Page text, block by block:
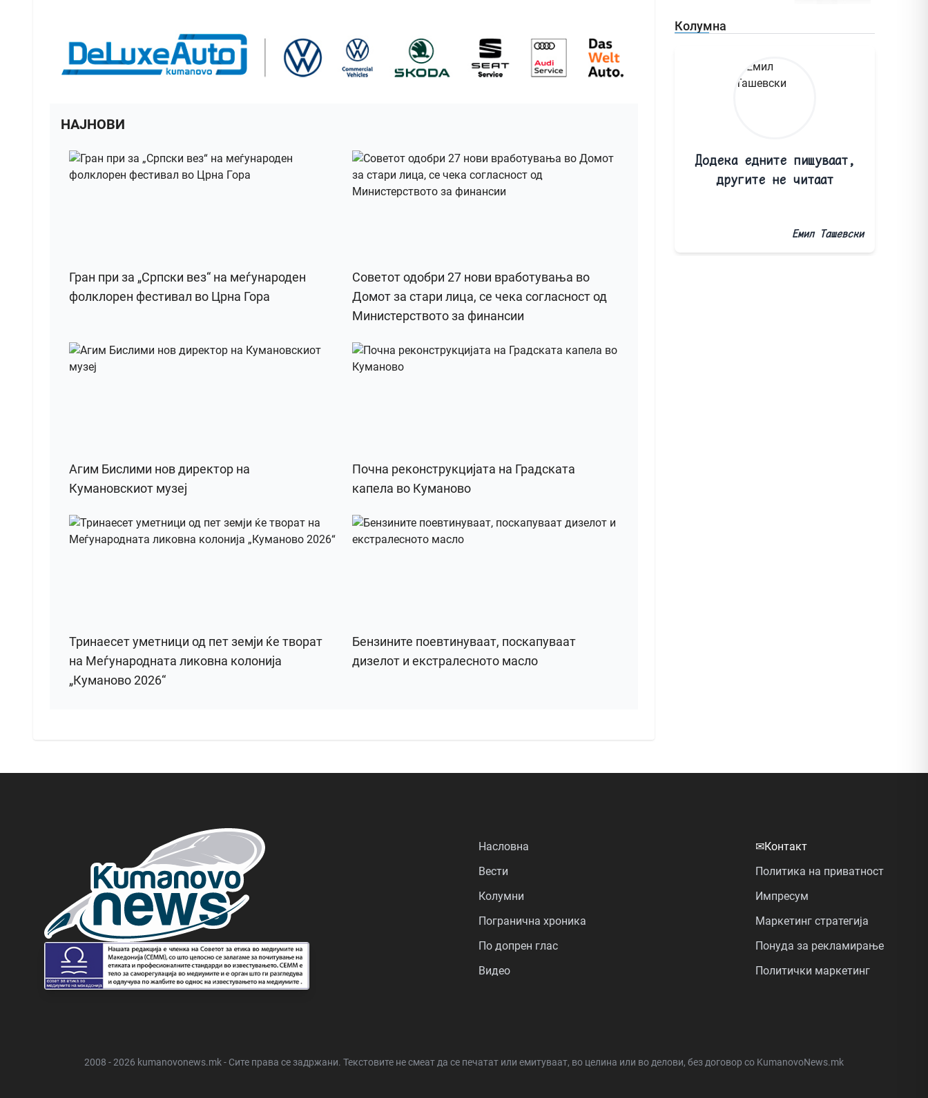
НАЈНОВИ
Гран при за „Српски вез“ на меѓународен
фолклорен фестивал во Црна Гора
Советот одобри 27 нови вработувања во
Домот за стари лица, се чека согласност од
Министерството за финансии
Агим Бислими нов директор на
Кумановскиот музеј
Почна реконструкцијата на Градската
капела во Куманово
Тринаесет уметници од пет земји ќе творат
на Меѓународната ликовна колонија
„Куманово 2026“
Бензините поевтинуваат, поскапуваат
дизелот и екстралесното масло
Колумна
Додека едните пишуваат,
другите не читаат
Емил Ташевски
Насловна
Вести
Колумни
Погранична хроника
По допрен глас
Видео
✉Контакт
Политика на приватност
Импресум
Маркетинг стратегија
Понуда за рекламирање
Политички маркетинг
2008 - 2026 kumanovonews.mk - Сите права се задржани. Текстовите не смеат да се печатат или емитуваат, во целина или во делови, без договор со KumanovoNews.mk